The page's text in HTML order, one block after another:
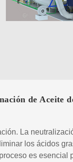
de Aceite
La
los ácidos
es esencial